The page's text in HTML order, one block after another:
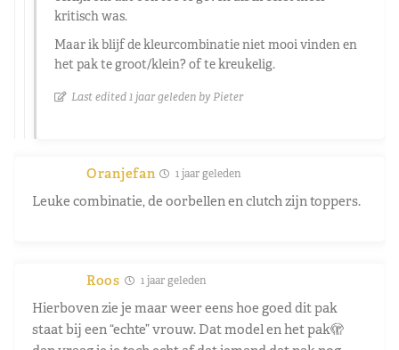
kritisch was.
Maar ik blijf de kleurcombinatie niet mooi vinden en
het pak te groot/klein? of te kreukelig.
Last edited 1 jaar geleden by Pieter
Oranjefan 1 jaar geleden
Leuke combinatie, de oorbellen en clutch zijn toppers.
Roos 1 jaar geleden
Hierboven zie je maar weer eens hoe goed dit pak
staat bij een “echte” vrouw. Dat model en het pak🫣